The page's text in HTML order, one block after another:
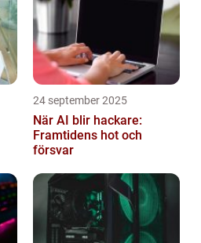
24 september 2025
När AI blir hackare:
Framtidens hot och
försvar